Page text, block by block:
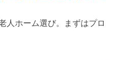
人ホーム選び。まずはプロ